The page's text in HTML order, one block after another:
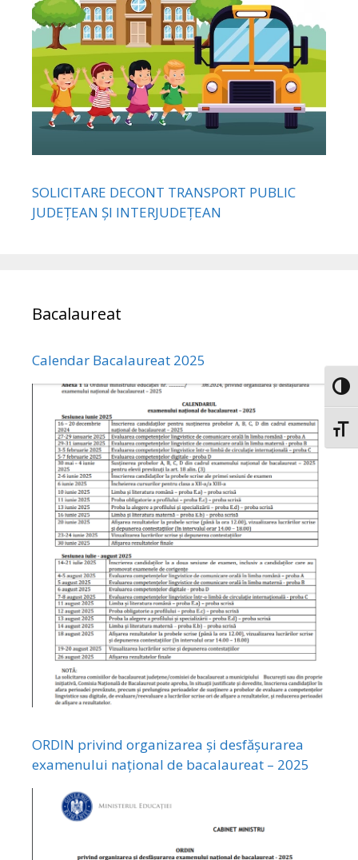
SOLICITARE DECONT TRANSPORT PUBLIC
JUDEȚEAN ȘI INTERJUDEȚEAN
Bacalaureat
Calendar Bacalaureat 2025
ORDIN privind organizarea și desfășurarea
examenului național de bacalaureat – 2025